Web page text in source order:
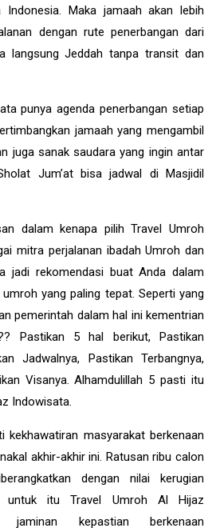
Maka jamaah akan lebih
dengan rute penerbangan dari
langsung Jeddah tanpa transit dan
punya agenda penerbangan setiap
jamaah yang mengambil
juga sanak saudara yang ingin antar
Jum’at bisa jadwal di Masjidil
dalam kenapa pilih Travel Umroh
mitra perjalanan ibadah Umroh dan
jadi rekomendasi buat Anda dalam
yang paling tepat. Seperti yang
pemerintah dalam hal ini kementrian
Pastikan 5 hal berikut, Pastikan
Jadwalnya, Pastikan Terbangnya,
Visanya. Alhamdulillah 5 pasti itu
Indowisata.
kekhawatiran masyarakat berkenaan
akhir-akhir ini. Ratusan ribu calon
dengan nilai kerugian
untuk itu Travel Umroh Al Hijaz
jaminan kepastian berkenaan